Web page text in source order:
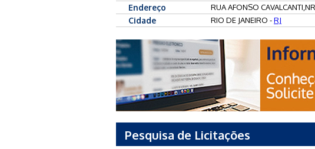
Endereço RUA AFONSO
Cidade RIO DE JANEIRO -RJ
Pesquisa de Licitações